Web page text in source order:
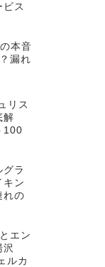
ビス
本音
漏れ
リス
解
100
グラ
キン
れの
エン
ルカ